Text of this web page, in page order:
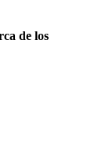
de los